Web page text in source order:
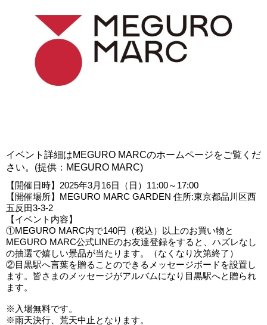
イベント詳細はMEGURO MARCのホームページをご覧くだ
さい。(提供：MEGURO MARC)
【開催日時】2025年3月16日（日）11:00～17:00
【開催場所】MEGURO MARC GARDEN 住所:東京都品川区西
五反田3-3-2
【イベント内容】
①MEGURO MARC内で140円（税込）以上のお買い物と
MEGURO MARC公式LINEのお友達登録をすると、ハズレなし
の抽選で嬉しい景品が当たります。（なくなり次第終了）
②目黒駅へ言葉を贈ることのできるメッセージボードを設置し
ます。皆さまのメッセージがアルバムになり目黒駅へと贈られ
ます。
※入場無料です。
※雨天決行、荒天中止となります。